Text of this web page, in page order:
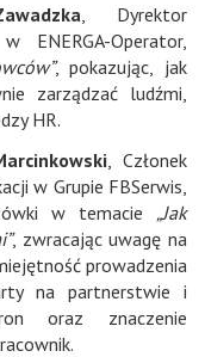
, Dyrektor
ENERGA-Operator,
, pokazując, jak
zarządzać ludźmi,
HR.
, Członek
w Grupie FBSerwis,
w temacie „Jak
, zwracając uwagę na
prowadzenia
na partnerstwie i
oraz znaczenie